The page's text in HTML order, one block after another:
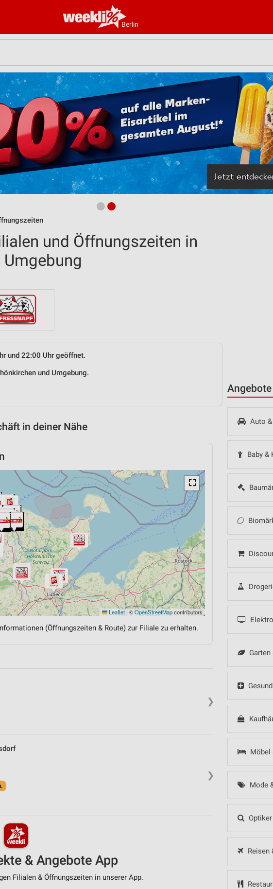
Berlin
Auto
Baby &
Garten
Möbel
Mode
Reisen
und Öffnungszeiten in
und 22:00 Uhr geöffnet.
und Umgebung.
in deiner Nähe
⛶
Leaflet | ©OpenStreetMapcontributors
(Öffnungszeiten & Route) zur Filiale zu erhalten.
❯
❯
& Angebote App
Filialen & Öffnungszeiten in unserer App.